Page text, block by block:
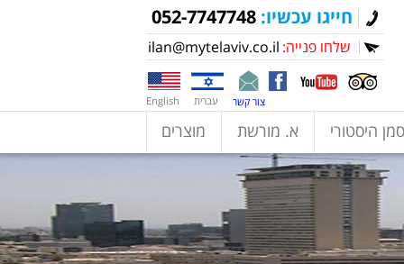
חייגו עכשיו: 052-7747748
שלחו פנייה: ilan@mytelaviv.co.il
English עברית צור קשר
סמן היסטורי א. מורשת מוצרים